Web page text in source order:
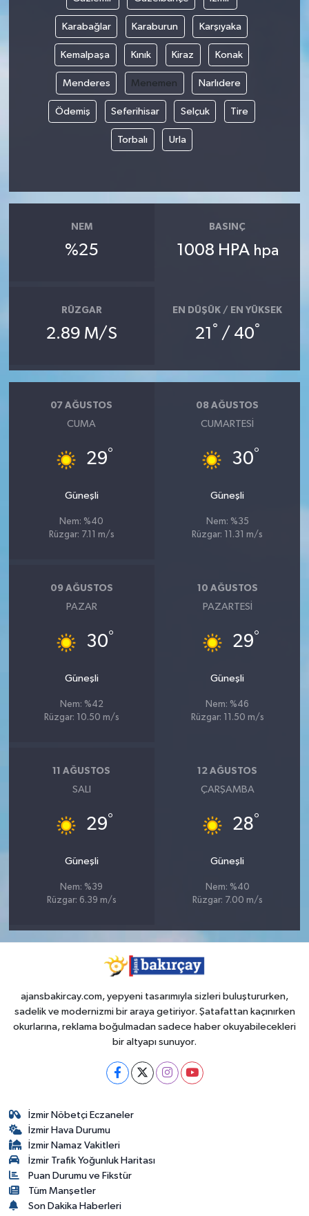
Karabağlar Karaburun Karşıyaka
Kemalpaşa Kınık Kiraz Konak
Menderes Menemen Narlıdere
Ödemiş Seferihisar Selçuk Tire
Torbalı Urla
NEM
%25
BASINÇ
1008 HPA hpa
RÜZGAR
2.89 M/S
EN DÜŞÜK / EN YÜKSEK
21 ° / 40°
07 AĞUSTOS
CUMA
29°
Güneşli
Nem: %40
Rüzgar: 7.11 m/s
08 AĞUSTOS
CUMARTESI
30°
Güneşli
Nem: %35
Rüzgar: 11.31 m/s
09 AĞUSTOS
PAZAR
30°
Güneşli
Nem: %42
Rüzgar: 10.50 m/s
10 AĞUSTOS
PAZARTESI
29°
Güneşli
Nem: %46
Rüzgar: 11.50 m/s
11 AĞUSTOS
SALI
29°
Güneşli
Nem: %39
Rüzgar: 6.39 m/s
12 AĞUSTOS
ÇARŞAMBA
28°
Güneşli
Nem: %40
Rüzgar: 7.00 m/s
ajansbakircay.com, yepyeni tasarımıyla sizleri buluştururken,
sadelik ve modernizmi bir araya getiriyor. Şatafattan kaçınırken
okurlarına, reklama boğulmadan sadece haber okuyabilecekleri
bir altyapı sunuyor.
İzmir Nöbetçi Eczaneler
İzmir Hava Durumu
İzmir Namaz Vakitleri
İzmir Trafik Yoğunluk Haritası
Puan Durumu ve Fikstür
Tüm Manşetler
Son Dakika Haberleri